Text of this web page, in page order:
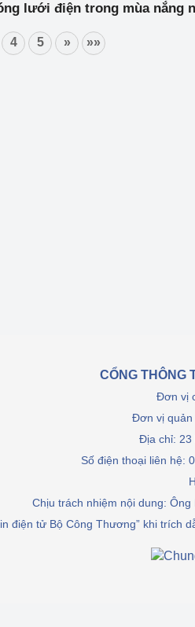
lưới điện trong mùa nắng
4 5 » »»
CỔNG THÔNG
Đơn vị
Đơn vị quản
Địa chỉ: 23
Số điện thoại liên hệ:
Chịu trách nhiệm nội dung:
điện tử Bộ Công Thương” khi trích